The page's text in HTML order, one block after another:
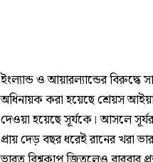
ইংল্যান্ড ও আয়ারল্যান্ডের
অধিনায়ক করা হয়েছে শ্রেয়স
দেওয়া হয়েছে সূর্যকে। আসলে সূর্যর
প্রায় দেড় বছর ধরেই রানের খরা